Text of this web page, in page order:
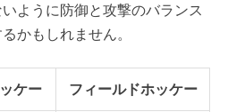
ように防御と攻撃のバランス
かもしれません。
ケー フィールドホッケー